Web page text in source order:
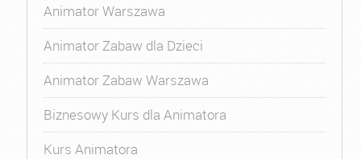
Animator Warszawa
Animator Zabaw dla Dzieci
Animator Zabaw Warszawa
Biznesowy Kurs dla Animatora
Kurs Animatora